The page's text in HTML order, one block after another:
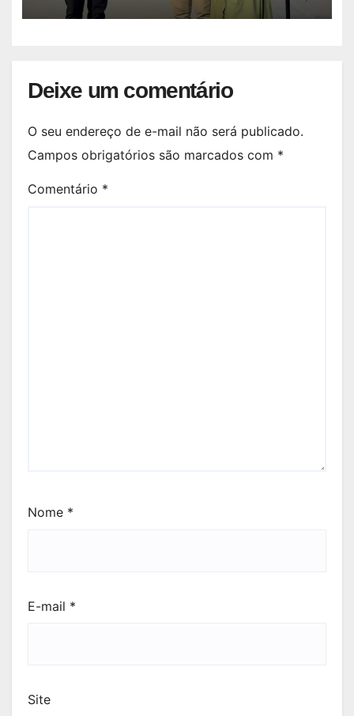
Deixe um comentário
O seu endereço de e-mail não será publicado.
Campos obrigatórios são marcados com *
Comentário *
Nome *
E-mail *
Site